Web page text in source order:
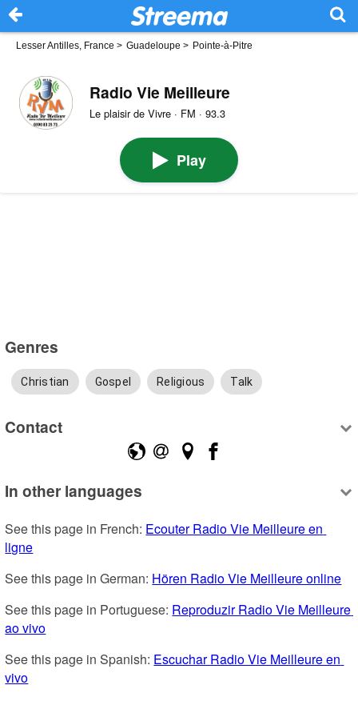
Lesser Antilles, France > Guadeloupe > Pointe-à-Pitre
Radio Vie Meilleure
Le plaisir de Vivre · FM · 93.3
Play
Genres
Christian Gospel Religious Talk
Contact
In other languages
See this page in French: Ecouter Radio Vie Meilleure en
ligne
See this page in German: Hören Radio Vie Meilleure online
See this page in Portuguese: Reproduzir Radio Vie Meilleure
ao vivo
See this page in Spanish: Escuchar Radio Vie Meilleure en
vivo